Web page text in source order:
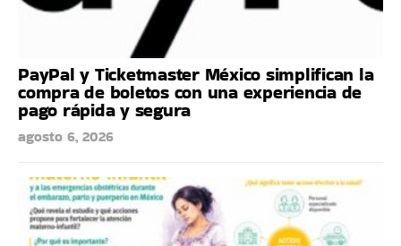
PayPal y Ticketmaster México simplifican la
compra de boletos con una experiencia de
pago rápida y segura
agosto 6, 2026